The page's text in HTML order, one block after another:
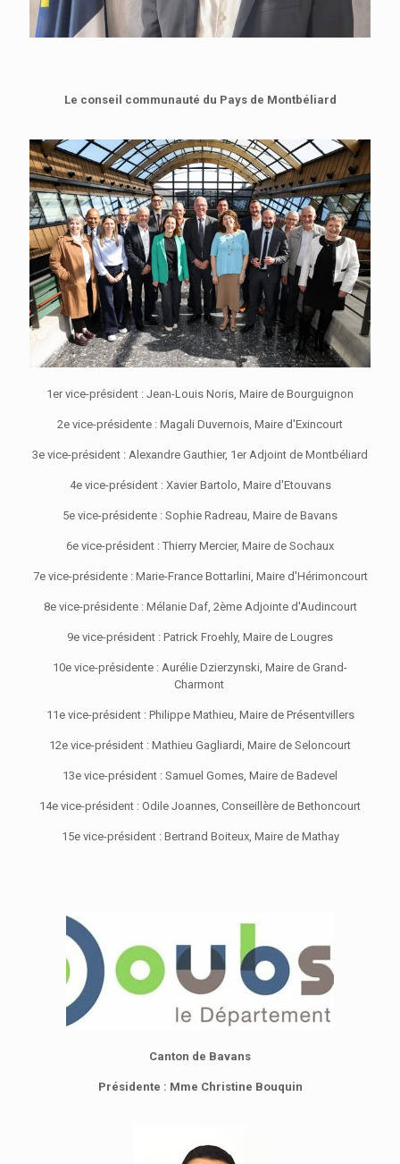
Le conseil communauté du Pays de Montbéliard
1er vice-président : Jean-Louis Noris, Maire de Bourguignon
2e vice-présidente : Magali Duvernois, Maire d'Exincourt
3e vice-président : Alexandre Gauthier, 1er Adjoint de Montbéliard
4e vice-président : Xavier Bartolo, Maire d'Etouvans
5e vice-présidente : Sophie Radreau, Maire de Bavans
6e vice-président : Thierry Mercier, Maire de Sochaux
7e vice-présidente : Marie-France Bottarlini, Maire d'Hérimoncourt
8e vice-présidente : Mélanie Daf, 2ème Adjointe d'Audincourt
9e vice-président : Patrick Froehly, Maire de Lougres
10e vice-présidente : Aurélie Dzierzynski, Maire de Grand-
Charmont
11e vice-président : Philippe Mathieu, Maire de Présentvillers
12e vice-président : Mathieu Gagliardi, Maire de Seloncourt
13e vice-président : Samuel Gomes, Maire de Badevel
14e vice-président : Odile Joannes, Conseillère de Bethoncourt
15e vice-président : Bertrand Boiteux, Maire de Mathay
Canton de Bavans
Présidente : Mme Christine Bouquin